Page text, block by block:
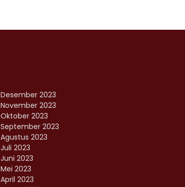
Desember 2023
November 2023
Oktober 2023
September 2023
Agustus 2023
Juli 2023
Juni 2023
Mei 2023
April 2023